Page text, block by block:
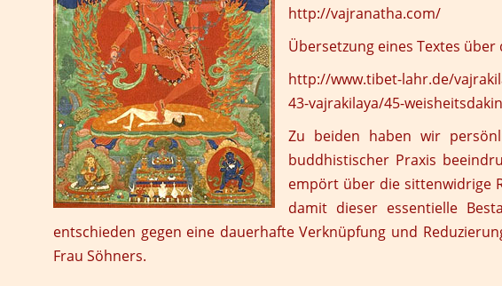
http://vajranatha.com/
Übersetzung eines Textes
http://www.tibet-lahr.de/
43-vajrakilaya/45-
Zu beiden haben wir
buddhistischer Praxis
empört über die sittenwidrige
damit dieser essentielle
entschieden gegen eine dauerhafte Verknüpfung und
Frau Söhners.